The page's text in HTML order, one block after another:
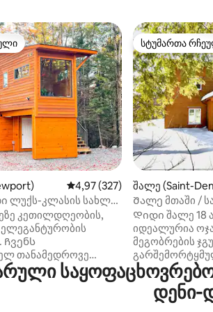
საშუალო შეფასებაა 5‑დან
4,97 (327)
ლუქს-კლასის სახლი
პროექტორი
კეთილდღეობის,
ელეგანტურობის
Ჩვენს
თანამედროვე
სრულიად
Ჩვენს შორის
სტუმართა
სტუმართა
შალე (Saint-
ton)
Შალე მთაში /
Დიდი შალე 18
იდეალურია
მეგობრების
ნაკვეთზე
გარე
საცურაო აუზი
ნამსხვრევები
საყოფაცხოვრებო
დენი-